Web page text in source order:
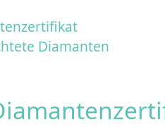
Diamanten